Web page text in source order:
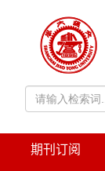
期刊订阅